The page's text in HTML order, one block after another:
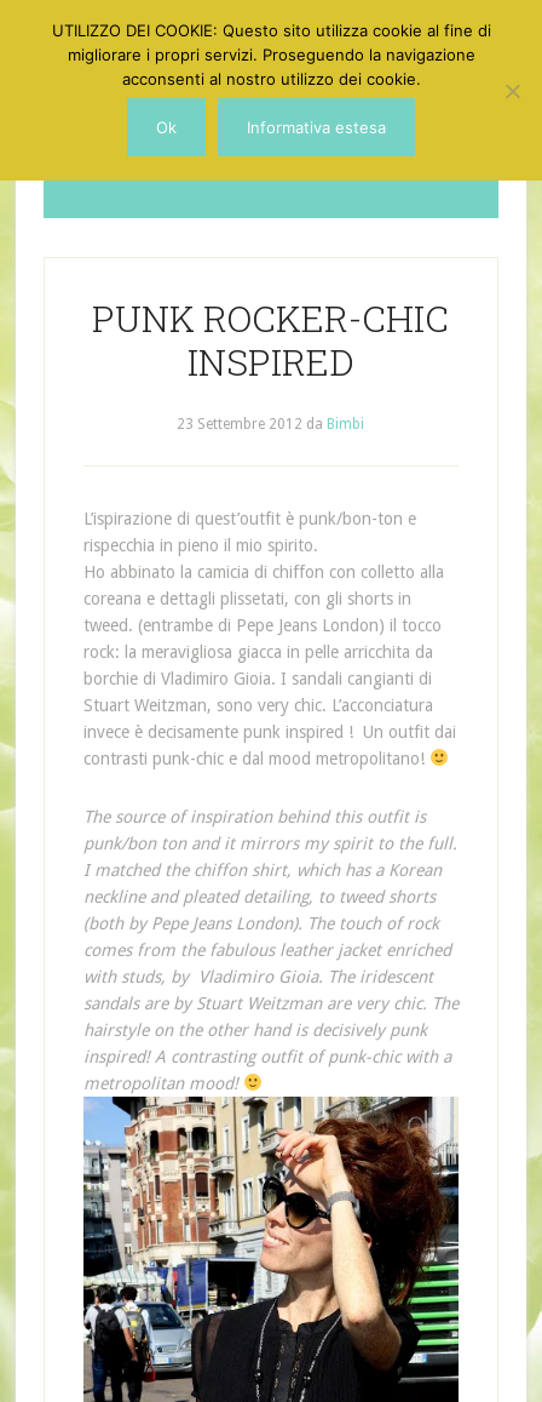
Dotgirl
PUNK ROCKER-CHIC
INSPIRED
23 Settembre 2012 da Bimbi
L’ispirazione di quest’outfit è punk/bon-ton e
rispecchia in pieno il mio spirito.
Ho abbinato la camicia di chiffon con colletto alla
coreana e dettagli plissetati, con gli shorts in
tweed. (entrambe di Pepe Jeans London) il tocco
rock: la meravigliosa giacca in pelle arricchita da
borchie di Vladimiro Gioia. I sandali cangianti di
Stuart Weitzman, sono very chic. L’acconciatura
invece è decisamente punk inspired ! Un outfit dai
contrasti punk-chic e dal mood metropolitano!
The source of inspiration behind this outfit is
punk/bon ton and it mirrors my spirit to the full.
I matched the chiffon shirt, which has a Korean
neckline and pleated detailing, to tweed shorts
(both by Pepe Jeans London). The touch of rock
comes from the fabulous leather jacket enriched
with studs, by Vladimiro Gioia. The iridescent
sandals are by Stuart Weitzman are very chic. The
hairstyle on the other hand is decisively punk
inspired! A contrasting outfit of punk-chic with a
metropolitan mood!
UTILIZZO DEI COOKIE: Questo sito utilizza cookie al fine di
migliorare i propri servizi. Proseguendo la navigazione
acconsenti al nostro utilizzo dei cookie.
Ok Informativa estesa